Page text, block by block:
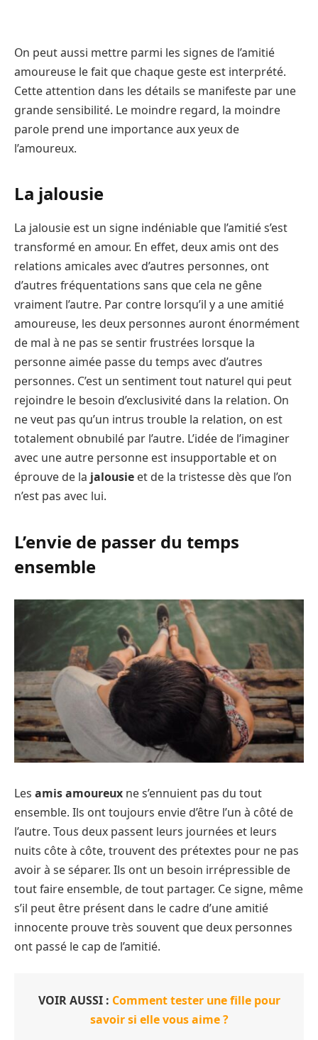
On peut aussi mettre parmi les signes de l’amitié
amoureuse le fait que chaque geste est interprété.
Cette attention dans les détails se manifeste par une
grande sensibilité. Le moindre regard, la moindre
parole prend une importance aux yeux de
l’amoureux.
La jalousie
La jalousie est un signe indéniable que l’amitié s’est
transformé en amour. En effet, deux amis ont des
relations amicales avec d’autres personnes, ont
d’autres fréquentations sans que cela ne gêne
vraiment l’autre. Par contre lorsqu’il y a une amitié
amoureuse, les deux personnes auront énormément
de mal à ne pas se sentir frustrées lorsque la
personne aimée passe du temps avec d’autres
personnes. C’est un sentiment tout naturel qui peut
rejoindre le besoin d’exclusivité dans la relation. On
ne veut pas qu’un intrus trouble la relation, on est
totalement obnubilé par l’autre. L’idée de l’imaginer
avec une autre personne est insupportable et on
éprouve de la jalousie et de la tristesse dès que l’on
n’est pas avec lui.
L’envie de passer du temps
ensemble
Les amis amoureux ne s’ennuient pas du tout
ensemble. Ils ont toujours envie d’être l’un à côté de
l’autre. Tous deux passent leurs journées et leurs
nuits côte à côte, trouvent des prétextes pour ne pas
avoir à se séparer. Ils ont un besoin irrépressible de
tout faire ensemble, de tout partager. Ce signe, même
s’il peut être présent dans le cadre d’une amitié
innocente prouve très souvent que deux personnes
ont passé le cap de l’amitié.
VOIR AUSSI : Comment tester une fille pour
savoir si elle vous aime ?